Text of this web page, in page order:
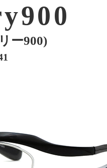
ー900)